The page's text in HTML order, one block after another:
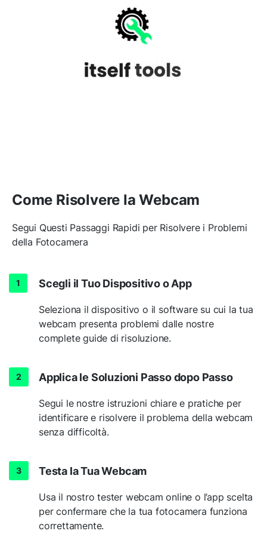
Come Risolvere la Webcam
Segui Questi Passaggi Rapidi per Risolvere i Problemi
della Fotocamera
Scegli il Tuo Dispositivo o App
Seleziona il dispositivo o il software su cui la tua
webcam presenta problemi dalle nostre
complete guide di risoluzione.
Applica le Soluzioni Passo dopo Passo
Segui le nostre istruzioni chiare e pratiche per
identificare e risolvere il problema della webcam
senza difficoltà.
Testa la Tua Webcam
Usa il nostro tester webcam online o l’app scelta
per confermare che la tua fotocamera funziona
correttamente.